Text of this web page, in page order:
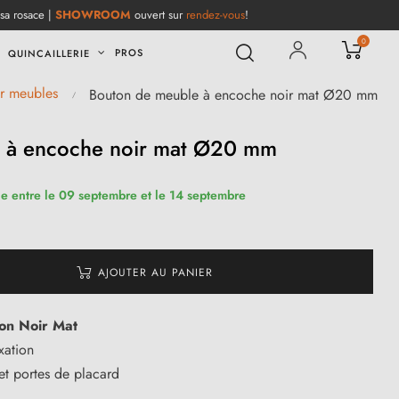
rosace | SHOWROOM ouvert sur rendez-vous!
QUINCAILLERIE PROS
0
meubles Bouton de meuble à encoche noir mat Ø20 mm
encoche noir mat Ø20 mm
entre le 09 septembre et le 14 septembre
AJOUTER AU PANIER
Noir Mat
portes de placard